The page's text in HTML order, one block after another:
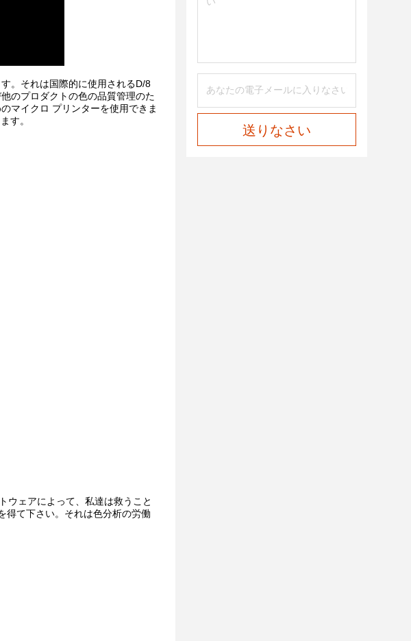
。それは国際的に使用されるD/8
のプロダクトの色の品質管理のた
マイクロ プリンターを使用できま
す。
ウェアによって、私達は救うこと
得て下さい。それは色分析の労働
送りなさい